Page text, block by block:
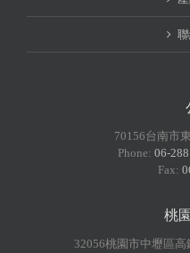
70156台南市
Phone: 06-
Fax:
桃
32056桃園市中壢區